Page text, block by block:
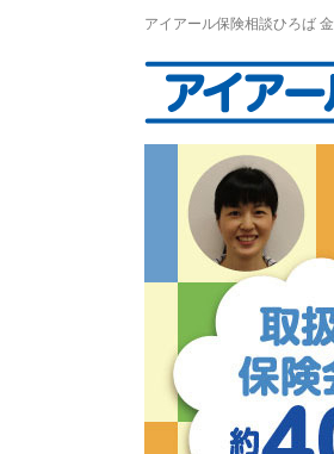
アイアール保険相談ひろば